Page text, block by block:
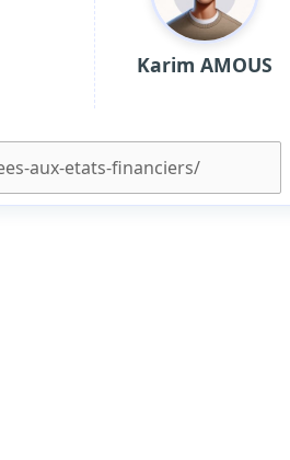
Karim AMOUS